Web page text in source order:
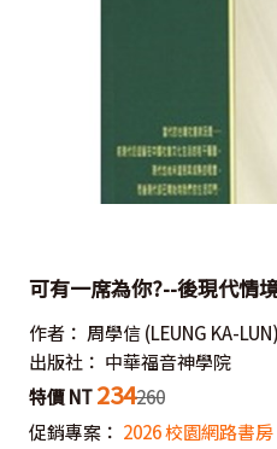
可有一席為你?--後現代情
作者： 周學信 (LEUNG KA-LUN)
出版社： 中華福音神學院
特價 NT 234260
促銷專案： 2026 校園網路書